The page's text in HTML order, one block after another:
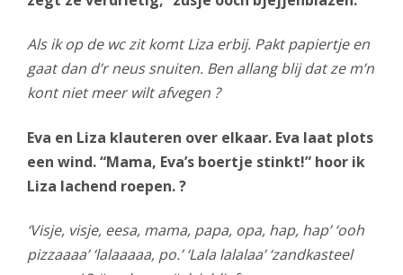
Als ik op de wc zit komt Liza erbij. Pakt papiertje en
gaat dan d’r neus snuiten. Ben allang blij dat ze m’n
kont niet meer wilt afvegen ?
Eva en Liza klauteren over elkaar. Eva laat plots
een wind. “Mama, Eva’s boertje stinkt!” hoor ik
Liza lachend roepen. ?
‘Visje, visje, eesa, mama, papa, opa, hap, hap’ ‘ooh
pizzaaaa’ ‘lalaaaaa, po.’ ‘Lala lalalaa’ ‘zandkasteel